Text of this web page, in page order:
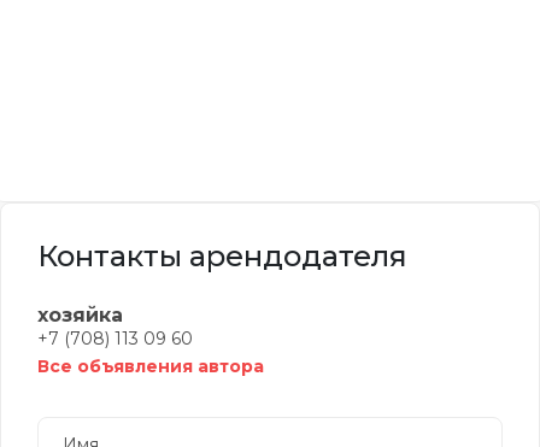
Контакты арендодателя
хозяйка
+7 (708) 113 09 60
Все объявления автора